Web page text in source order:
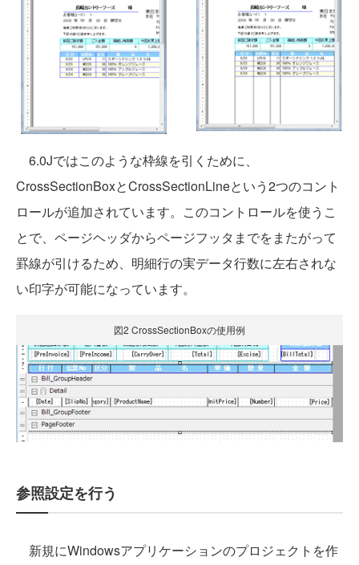
6.0Jではこのような枠線を引くために、
CrossSectionBoxとCrossSectionLineという2つのコント
ロールが追加されています。このコントロールを使うこ
とで、ページヘッダからページフッタまでをまたがって
罫線が引けるため、明細行の実データ行数に左右されな
い印字が可能になっています。
図2 CrossSectionBoxの使用例
参照設定を行う
新規にWindowsアプリケーションのプロジェクトを作